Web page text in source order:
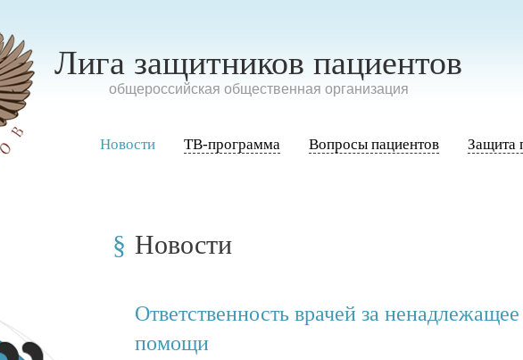
Лига защитников пациентов
oбщероссийская общественная организация
Новости ТВ-программа Вопросы пациентов Защита
Новости
Ответственность врачей за
помощи